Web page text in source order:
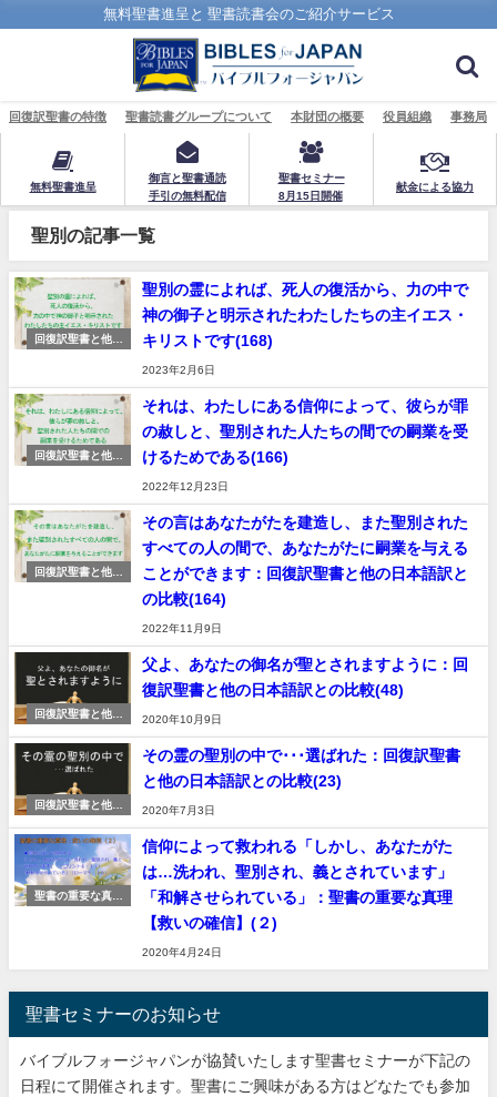
無料聖書進呈と 聖書読書会のご紹介サービス
回復訳聖書の特徴 聖書読書グループについて 本財団の概要 役員組織 事務局
無料聖書進呈
御言と聖書通読
手引の無料配信
聖書セミナー
8月15日開催
献金による協力
聖別の記事一覧
回復訳聖書と他の
聖別の霊によれば、死人の復活から、力の中で
神の御子と明示されたわたしたちの主イエス・
キリストです(168)
2023年2月6日
回復訳聖書と他の
それは、わたしにある信仰によって、彼らが罪
の赦しと、聖別された人たちの間での嗣業を受
けるためである(166)
2022年12月23日
回復訳聖書と他の
その言はあなたがたを建造し、また聖別された
すべての人の間で、あなたがたに嗣業を与える
ことができます：回復訳聖書と他の日本語訳と
の比較(164)
2022年11月9日
回復訳聖書と他の
父よ、あなたの御名が聖とされますように：回
復訳聖書と他の日本語訳との比較(48)
2020年10月9日
回復訳聖書と他の
較
その霊の聖別の中で･･･選ばれた：回復訳聖書
と他の日本語訳との比較(23)
2020年7月3日
聖書の重要な真理
信仰によって救われる「しかし、あなたがた
は…洗われ、聖別され、義とされています」
「和解させられている」：聖書の重要な真理
【救いの確信】(２)
2020年4月24日
聖書セミナーのお知らせ
バイブルフォージャパンが協賛いたします聖書セミナーが下記の
日程にて開催されます。聖書にご興味がある方はどなたでも参加